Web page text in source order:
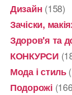
Дизайн (158)
Зачіски,
Здоров'я та
КОНКУРСИ
Мода і стиль
Подорожі